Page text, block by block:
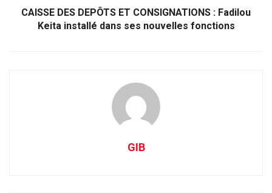
CAISSE DES DEPÔTS ET CONSIGNATIONS : Fadilou
Keita installé dans ses nouvelles fonctions
GIB